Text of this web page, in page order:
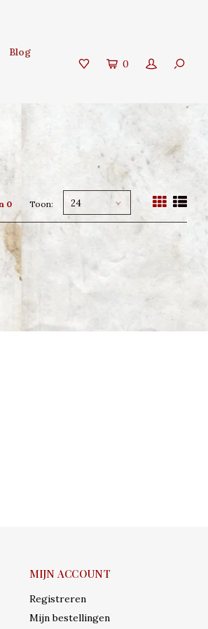
Blog
0
0 Toon: 24
MIJN ACCOUNT
Registreren
Mijn bestellingen